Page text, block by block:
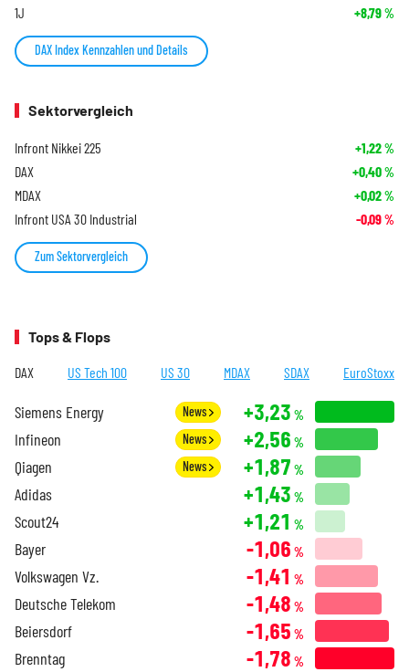
1J +8,79%
DAX Index Kennzahlen und Details
Sektorvergleich
Infront Nikkei 225 +1,22%
DAX +0,40%
MDAX +0,02%
Infront USA 30 Industrial -0,09%
Zum Sektorvergleich
Tops & Flops
DAX US Tech 100 US 30 MDAX SDAX EuroStoxx
Siemens Energy News +3,23 %
Infineon News +2,56 %
Qiagen News +1,87 %
Adidas +1,43 %
Scout24 +1,21 %
Bayer -1,06 %
Volkswagen Vz. -1,41 %
Deutsche Telekom -1,48 %
Beiersdorf -1,65 %
Brenntag -1,78 %